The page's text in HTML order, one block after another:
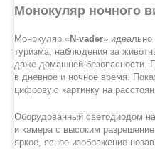
Монокуляр ночного
Монокуляр «N-vader» идеально
туризма, наблюдения за
даже домашней безопасности.
в дневное и ночное время.
цифровую картинку на
Оборудованный светодиодом
и камера с высоким
яркое, ясное изображение